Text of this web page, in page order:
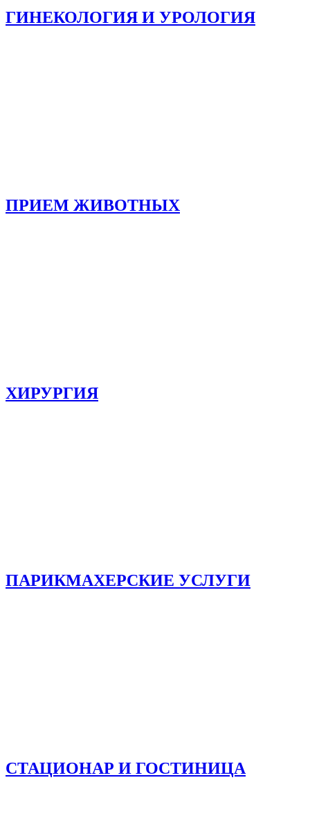
ГИНЕКОЛОГИЯ И УРОЛОГИЯ
ПРИЕМ ЖИВОТНЫХ
ХИРУРГИЯ
ПАРИКМАХЕРСКИЕ УСЛУГИ
СТАЦИОНАР И ГОСТИНИЦА